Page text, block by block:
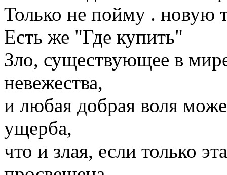
Только не пойму . новую
Есть же "Где купить"
Зло, существующее в
невежества,
и любая добрая воля
ущерба,
что и злая, если только